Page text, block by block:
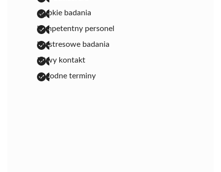
szybkie badania
kompetentny personel
bezstresowe badania
łatwy kontakt
dogodne terminy